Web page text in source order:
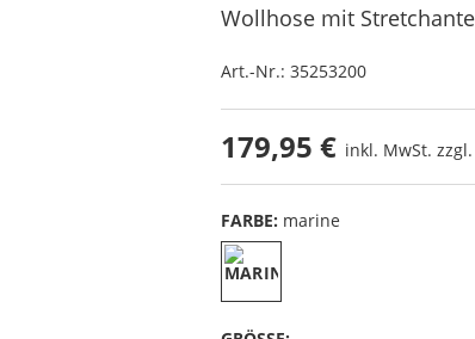
Wollhose mit
Art.-Nr.: 35253200
179,95 € inkl. MwSt. zzgl.
FARBE: marine